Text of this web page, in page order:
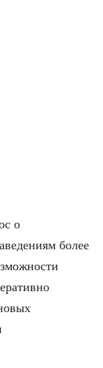
о
более